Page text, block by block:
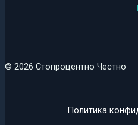
© 2026 Стопроцентно Честно
Политика